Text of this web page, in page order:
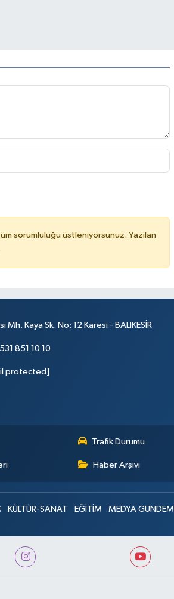
sorumluluğu üstleniyorsunuz. Yazılan
Mh. Kaya Sk. No: 12 Karesi - BALIKESİR
851 10 10
protected]
Trafik Durumu
Haber Arşivi
KÜLTÜR-SANAT EĞİTİM MEDYA GÜNDEMİ